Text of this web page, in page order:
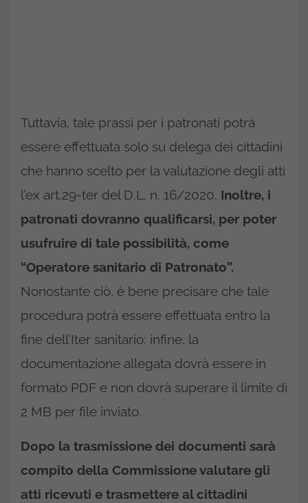
Tuttavia, tale prassi per i patronati potrà
essere effettuata solo su delega dei cittadini
che hanno scelto per la valutazione degli atti
l’ex art.29-ter del D.L. n. 16/2020. Inoltre, i
patronati dovranno qualificarsi, per poter
usufruire di tale possibilità, come
“Operatore sanitario di Patronato”.
Nonostante ciò, è bene precisare che tale
procedura potrà essere effettuata entro la
fine dell’Iter sanitario: infine, la
documentazione allegata dovrà essere in
formato PDF e non dovrà superare il limite di
2 MB per file inviato.
Dopo la trasmissione dei documenti sarà
compito della Commissione valutare gli
atti ricevuti e trasmettere al cittadini